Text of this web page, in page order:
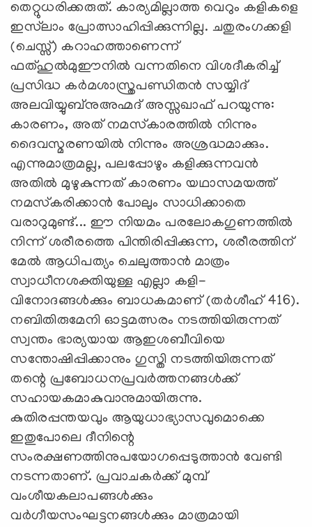
തെറ്റുധരിക്കരുത്. കാര്യമില്ലാത്ത വെറും കളികളെ
ഇസ്‌ലാം പ്രോത്സാഹിപ്പിക്കുന്നില്ല. ചതുരംഗക്കളി
(ചെസ്സ്) കറാഹത്താണെന്ന്
ഫത്ഹുല്‍മുഈനില്‍ വന്നതിനെ വിശദീകരിച്ച്
പ്രസിദ്ധ കര്‍മശാസ്ത്രപണ്ഡിതന്‍ സയ്യിദ്
അലവിയ്യുബ്‌നുഅഹ്മദ് അസ്സഖാഫ് പറയുന്നു:
കാരണം, അത് നമസ്‌കാരത്തില്‍ നിന്നും
ദൈവസ്മരണയില്‍ നിന്നും അശ്രദ്ധമാക്കും.
എന്നുമാത്രമല്ല, പലപ്പോഴും കളിക്കുന്നവന്‍
അതില്‍ മുഴുകുന്നത് കാരണം യഥാസമയത്ത്
നമസ്‌കരിക്കാന്‍ പോലും സാധിക്കാതെ
വരാറുമുണ്ട്... ഈ നിയമം പരലോകഗുണത്തില്‍
നിന്ന് ശരീരത്തെ പിന്തിരിപ്പിക്കുന്ന, ശരീരത്തിന്
മേല്‍ ആധിപത്യം ചെലുത്താന്‍ മാത്രം
സ്വാധീനശക്തിയുള്ള എല്ലാ കളി-
വിനോദങ്ങള്‍ക്കും ബാധകമാണ് (തര്‍ശീഹ് 416).
നബിതിരുമേനി ഓട്ടമത്സരം നടത്തിയിരുന്നത്
സ്വന്തം ഭാര്യയായ ആഇശബീവിയെ
സന്തോഷിപ്പിക്കാനും ഗുസ്തി നടത്തിയിരുന്നത്
തന്റെ പ്രബോധനപ്രവര്‍ത്തനങ്ങള്‍ക്ക്
സഹായകമാകുവാനുമായിരുന്നു.
കുതിരപ്പന്തയവും ആയുധാഭ്യാസവുമൊക്കെ
ഇതുപോലെ ദീനിന്റെ
സംരക്ഷണത്തിനുപയോഗപ്പെടുത്താന്‍ വേണ്ടി
നടന്നതാണ്. പ്രവാചകര്‍ക്ക് മുമ്പ്
വംശീയകലാപങ്ങള്‍ക്കും
വര്‍ഗീയസംഘട്ടനങ്ങള്‍ക്കും മാത്രമായി